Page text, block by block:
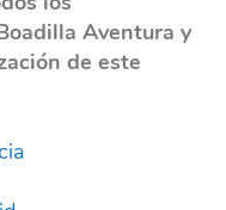
Aventura y
de este